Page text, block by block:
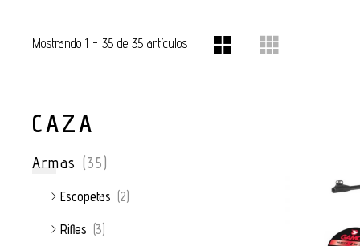
Mostrando 1 - 35 de 35 artículos
CAZA
Armas (35)
Escopetas (2)
Rifles (3)